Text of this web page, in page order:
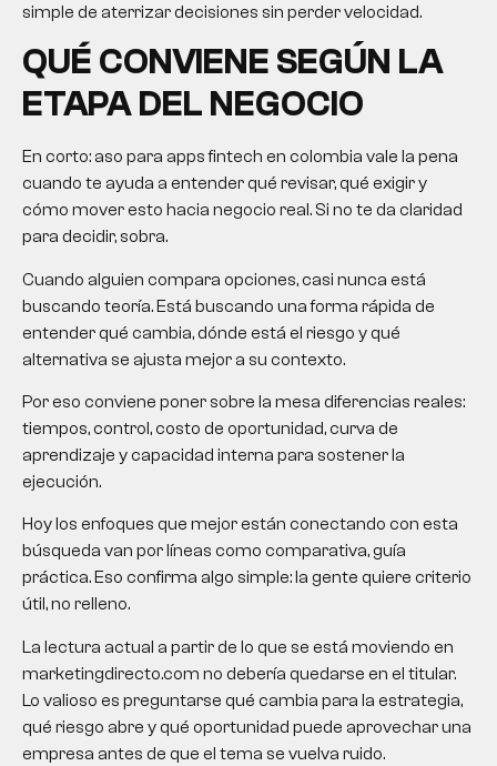
simple de aterrizar decisiones sin perder velocidad.
QUÉ CONVIENE SEGÚN LA
ETAPA DEL NEGOCIO
En corto: aso para apps fintech en colombia vale la pena
cuando te ayuda a entender qué revisar, qué exigir y
cómo mover esto hacia negocio real. Si no te da claridad
para decidir, sobra.
Cuando alguien compara opciones, casi nunca está
buscando teoría. Está buscando una forma rápida de
entender qué cambia, dónde está el riesgo y qué
alternativa se ajusta mejor a su contexto.
Por eso conviene poner sobre la mesa diferencias reales:
tiempos, control, costo de oportunidad, curva de
aprendizaje y capacidad interna para sostener la
ejecución.
Hoy los enfoques que mejor están conectando con esta
búsqueda van por líneas como comparativa, guía
práctica. Eso confirma algo simple: la gente quiere criterio
útil, no relleno.
La lectura actual a partir de lo que se está moviendo en
marketingdirecto.com no debería quedarse en el titular.
Lo valioso es preguntarse qué cambia para la estrategia,
qué riesgo abre y qué oportunidad puede aprovechar una
empresa antes de que el tema se vuelva ruido.